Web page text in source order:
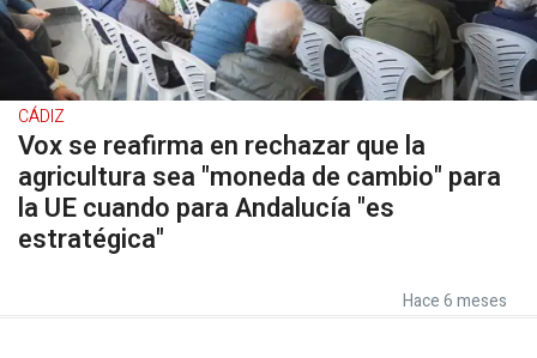
CÁDIZ
Vox se reafirma en rechazar que la
agricultura sea "moneda de cambio" para
la UE cuando para Andalucía "es
estratégica"
Hace 6 meses